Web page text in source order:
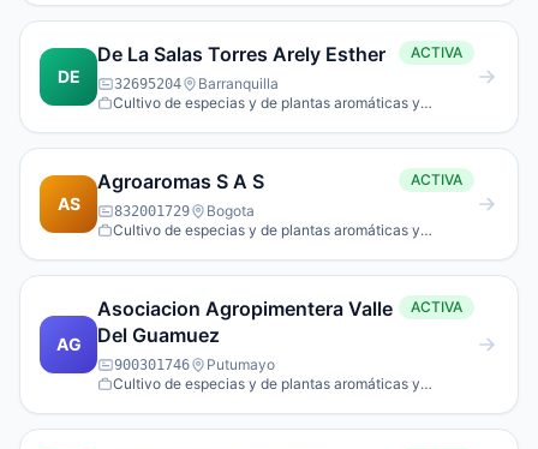
DE
De La Salas Torres Arely Esther ACTIVA
32695204
Barranquilla
Cultivo de especias y de plantas aromáticas y
AS
Agroaromas S A S ACTIVA
832001729
Bogota
Cultivo de especias y de plantas aromáticas y
AG
Asociacion Agropimentera Valle
Del Guamuez
ACTIVA
900301746
Putumayo
Cultivo de especias y de plantas aromáticas y